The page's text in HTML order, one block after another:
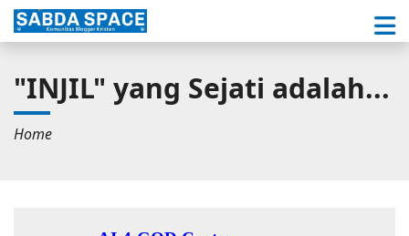
"INJIL" yang Sejati adalah...
Home